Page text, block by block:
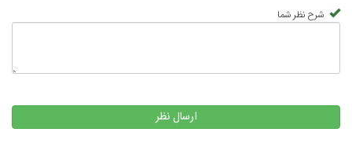
شرح نظر شما
ارسال نظر